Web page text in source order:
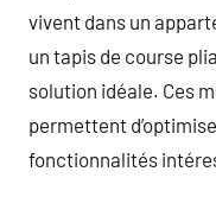
vivent dans un
un tapis de course
solution idéale. Ces
permettent
fonctionnalités